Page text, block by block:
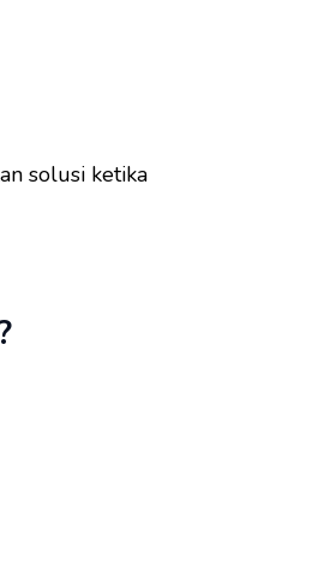
solusi ketika